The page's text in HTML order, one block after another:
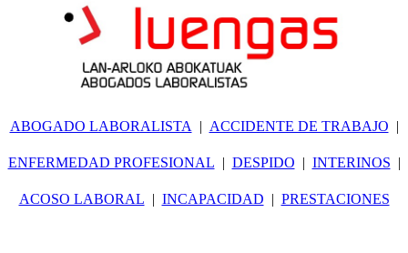
ABOGADO LABORALISTA ACCIDENTE DE TRABAJO
ENFERMEDAD PROFESIONAL DESPIDO INTERINOS
ACOSO LABORAL INCAPACIDAD PRESTACIONES